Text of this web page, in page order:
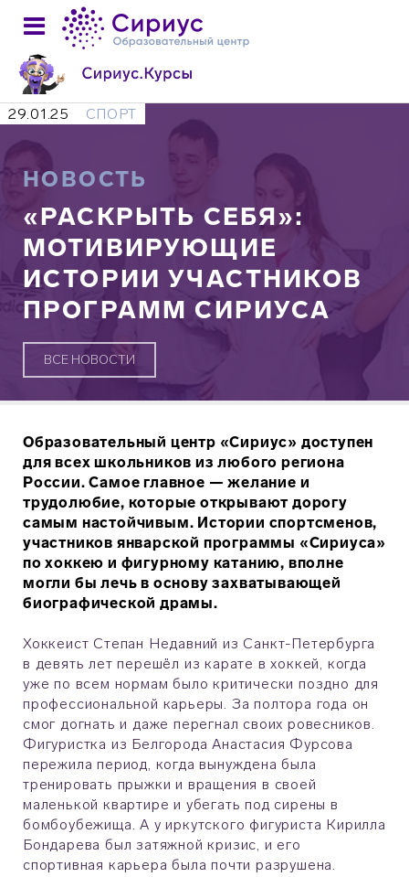
29.01.25 СПОРТ
НОВОСТЬ
«РАСКРЫТЬ СЕБЯ»:
МОТИВИРУЮЩИЕ
ИСТОРИИ УЧАСТНИКОВ
ПРОГРАММ СИРИУСА
ВСЕ НОВОСТИ
Образовательный центр «Сириус» доступен
для всех школьников из любого региона
России. Самое главное — желание и
трудолюбие, которые открывают дорогу
самым настойчивым. Истории спортсменов,
участников январской программы «Сириуса»
по хоккею и фигурному катанию, вполне
могли бы лечь в основу захватывающей
биографической драмы.
Хоккеист Степан Недавний из Санкт-Петербурга
в девять лет перешёл из карате в хоккей, когда
уже по всем нормам было критически поздно для
профессиональной карьеры. За полтора года он
смог догнать и даже перегнал своих ровесников.
Фигуристка из Белгорода Анастасия Фурсова
пережила период, когда вынуждена была
тренировать прыжки и вращения в своей
маленькой квартире и убегать под сирены в
бомбоубежища. А у иркутского фигуриста Кирилла
Бондарева был затяжной кризис, и его
спортивная карьера была почти разрушена.